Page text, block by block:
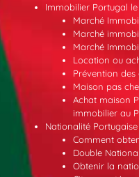
Immobilier Portugal
Marché
Marché
Marché
Location ou
Prévention des
Maison pas
Achat maison
immobilier au
Nationalité Portugaise
Comment
Double
Obtenir la